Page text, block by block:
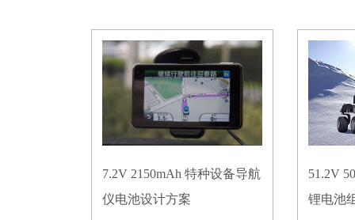
7.2V 2150mAh 特种设备导航
仪电池设计方案
51.2V
锂电池